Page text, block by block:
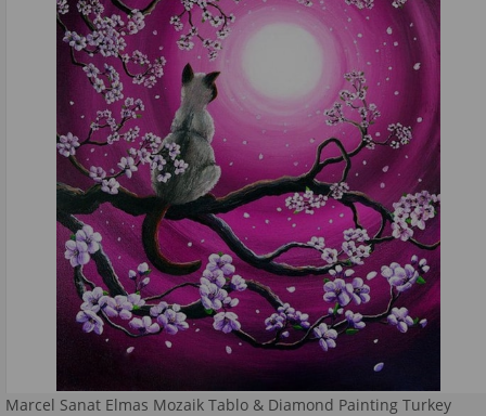
Marcel Sanat Elmas Mozaik Tablo & Diamond Painting Turkey